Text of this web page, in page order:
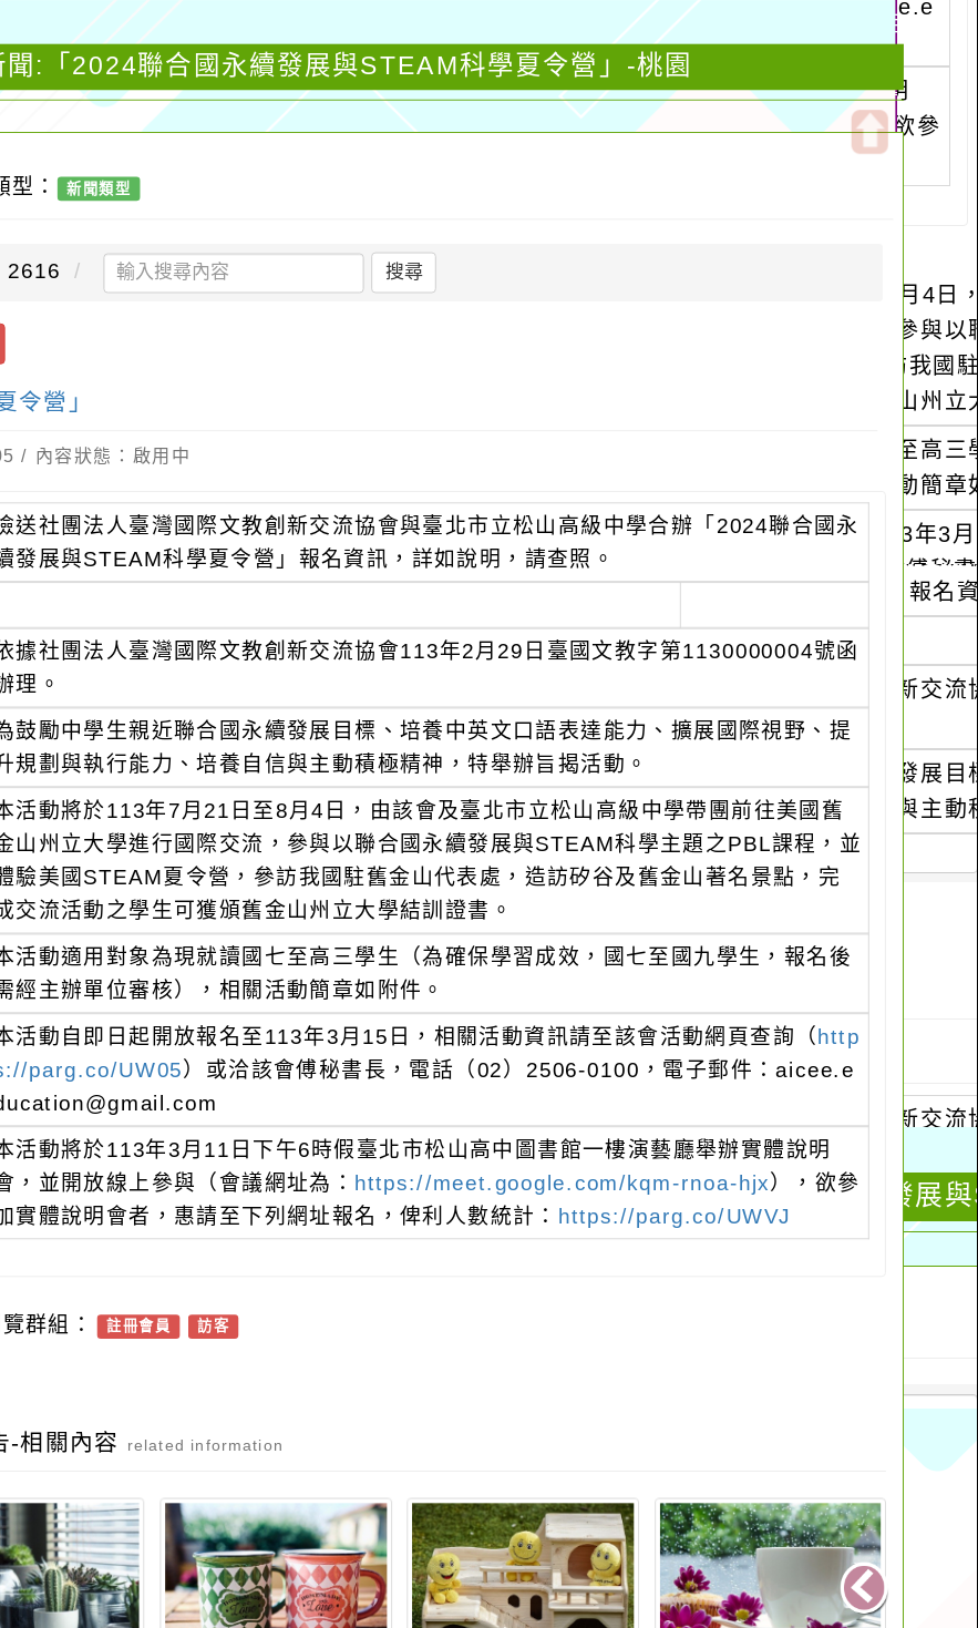
:「2024聯合國永續發展與STEAM科學夏令營」-桃園
型： 新聞類型
2616 搜尋
令營」
/ 內容狀態：啟用中
送社團法人臺灣國際文教創新交流協會與臺北市立松山高級中學合辦「2024聯合國永
發展與STEAM科學夏令營」報名資訊，詳如說明，請查照。
據社團法人臺灣國際文教創新交流協會113年2月29日臺國文教字第1130000004號函
理。
鼓勵中學生親近聯合國永續發展目標、培養中英文口語表達能力、擴展國際視野、提
規劃與執行能力、培養自信與主動積極精神，特舉辦旨揭活動。
活動將於113年7月21日至8月4日，由該會及臺北市立松山高級中學帶團前往美國舊
山州立大學進行國際交流，參與以聯合國永續發展與STEAM科學主題之PBL課程，並
驗美國STEAM夏令營，參訪我國駐舊金山代表處，造訪矽谷及舊金山著名景點，完
交流活動之學生可獲頒舊金山州立大學結訓證書。
活動適用對象為現就讀國七至高三學生（為確保學習成效，國七至國九學生，報名後
經主辦單位審核），相關活動簡章如附件。
活動自即日起開放報名至113年3月15日，相關活動資訊請至該會活動網頁查詢（http
parg.co/UW05）或洽該會傅秘書長，電話（02）2506-0100，電子郵件：aicee.e
活動將於113年3月11日下午6時假臺北市松山高中圖書館一樓演藝廳舉辦實體說明
，並開放線上參與（會議網址為： https://meet.google.com/kqm-rnoa-hjx），欲參
實體說明會者，惠請至下列網址報名，俾利人數統計： https://parg.co/UWVJ
群組： 註冊會員 訪客
-相關內容 related information